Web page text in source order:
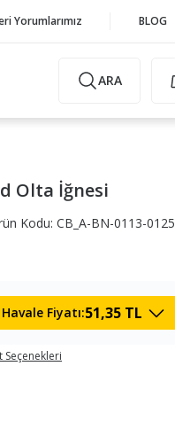
Yorumlarımız BLOG
ARA
Olta İğnesi
Kodu: CB_A-BN-0113-0125
Havale Fiyatı:51,35 TL
Seçenekleri